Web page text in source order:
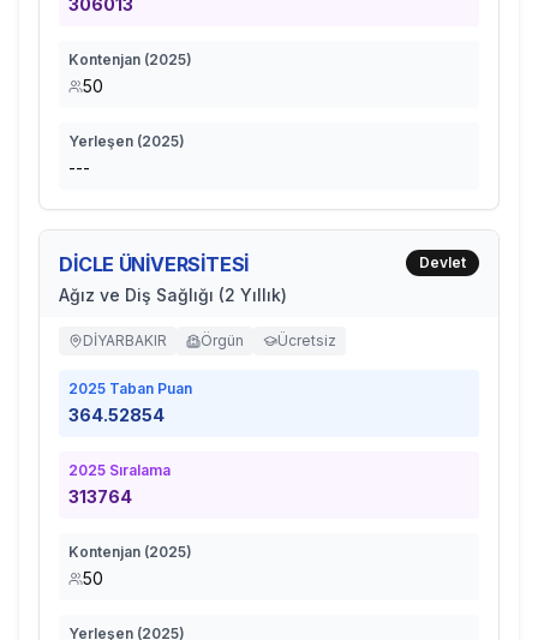
306013
Kontenjan (2025)
50
Yerleşen (2025)
---
DİCLE ÜNİVERSİTESİ
Ağız ve Diş Sağlığı (2 Yıllık)
Devlet
DİYARBAKIR Örgün Ücretsiz
2025 Taban Puan
364.52854
2025 Sıralama
313764
Kontenjan (2025)
50
Yerleşen (2025)